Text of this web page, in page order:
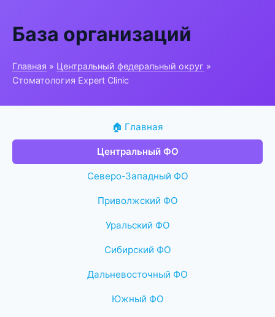
База организаций
Главная » Центральный федеральный округ »
Стоматология Expert Clinic
🏠 Главная
Центральный ФО
Северо-Западный ФО
Приволжский ФО
Уральский ФО
Сибирский ФО
Дальневосточный ФО
Южный ФО